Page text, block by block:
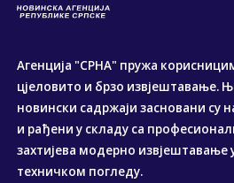
Агенција "СРНА" пружа
цјеловито и брзо извјештавање.
новински садржаји засновани су
и рађени у складу са
захтијева модерно извјештавање
техничком погледу.